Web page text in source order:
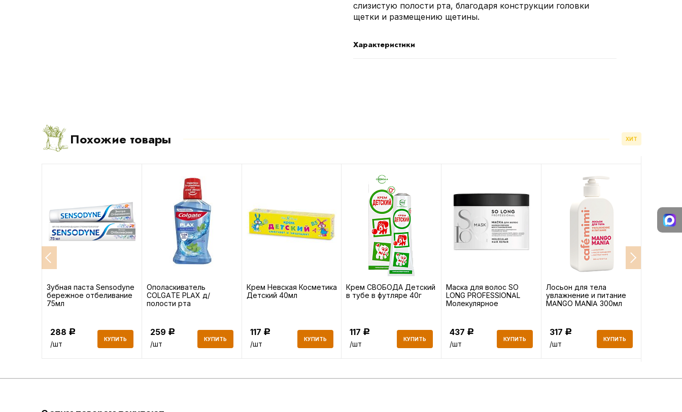
слизистую полости рта, благодаря конструкции головки
щетки и размещению щетины.
Характеристики
Похожие товары ХИТ
Зубная паста Sensodyne
бережное отбеливание
75мл
288 Р
/шт
КУПИТЬ
Ополаскиватель
COLGATE PLAX д/
полости рта
259 Р
/шт
КУПИТЬ
Крем Невская Косметика
Детский 40мл
117 Р
/шт
КУПИТЬ
Крем СВОБОДА Детский
в тубе в футляре 40г
117 Р
/шт
КУПИТЬ
Маска для волос SO
LONG PROFESSIONAL
Молекулярное
437 Р
/шт
КУПИТЬ
Лосьон для тела
увлажнение и питание
MANGO MANIA 300мл
317 Р
/шт
КУПИТЬ